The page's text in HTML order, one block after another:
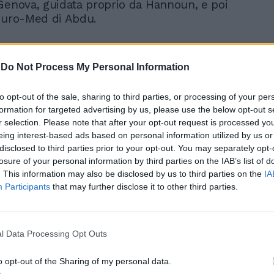
Do Not Process My Personal Information
opt-out of the sale, sharing to third parties, or processing of your
for targeted advertising by us, please use the below opt-out
selection. Please note that after your opt-out request is processed
interest-based ads based on personal information utilized by us
to third parties prior to your opt-out. You may separately
of your personal information by third parties on the IAB’s list of
This information may also be disclosed by us to third parties on the
Participants that may further disclose it to other third parties.
Data Processing Opt Outs
opt-out of the Sharing of my personal data.
guidata proprio da Hannoun, e poi
Med di Abdu.
tra Hannoun e Abdu sono chiari e
negli atti italiani. Gli investigatori hanno
sezione specifica ai «rapporti con la
Abdu e suo fratello Saleh
Ismail Abdu (“Abu Khaled”), residenti a
snodo operativo per i flussi finanziari
e la Cisgiordania. Abdu è descritto
come «esperto del ramo finanze» e
Euro-Med nel server dell’ABSPP
dagli investigatori. Un file intitolato
RA ABDOU» è attribuito direttamente ai
per 1.222.637 dollari. Altri registri
migliaia di euro e oltre 2 milioni di dollari